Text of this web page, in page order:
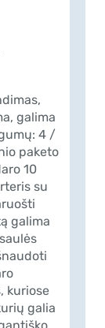
galima
4 /
paketo
10
su
galima
kuriose
galia